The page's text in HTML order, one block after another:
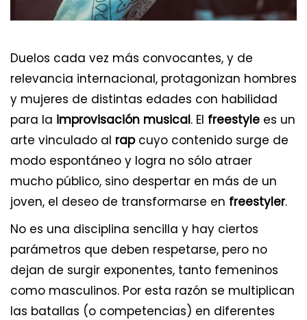
Duelos cada vez más convocantes, y de
relevancia internacional, protagonizan hombres
y mujeres de distintas edades con habilidad
para la improvisación musical. El freestyle es un
arte vinculado al rapcuyo contenido surge de
modo espontáneo y logra no sólo atraer
mucho público, sino despertar en más de un
joven, el deseo de transformarse en freestyler.
No es una disciplina sencilla y hay ciertos
parámetros que deben respetarse, pero no
dejan de surgir exponentes, tanto femeninos
como masculinos. Por esta razón se multiplican
las batallas (o competencias) en diferentes